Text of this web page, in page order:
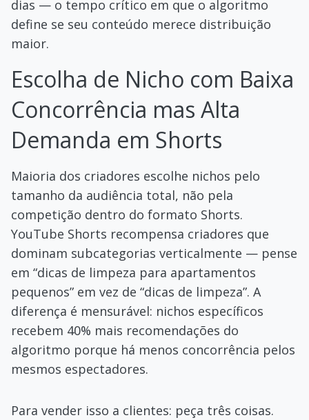
dias — o tempo crítico em que o algoritmo
define se seu conteúdo merece distribuição
maior.
Escolha de Nicho com Baixa
Concorrência mas Alta
Demanda em Shorts
Maioria dos criadores escolhe nichos pelo
tamanho da audiência total, não pela
competição dentro do formato Shorts.
YouTube Shorts recompensa criadores que
dominam subcategorias verticalmente — pense
em “dicas de limpeza para apartamentos
pequenos” em vez de “dicas de limpeza”. A
diferença é mensurável: nichos específicos
recebem 40% mais recomendações do
algoritmo porque há menos concorrência pelos
mesmos espectadores.
Para vender isso a clientes: peça três coisas.